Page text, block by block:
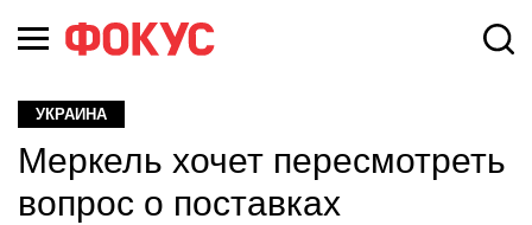
УКРАИНА
Меркель хочет пересмотреть
вопрос о поставках